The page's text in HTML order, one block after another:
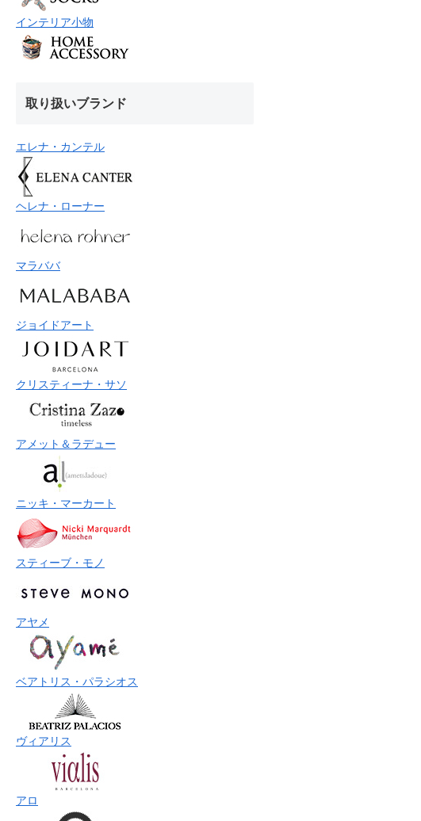
インテリア小物
取り扱いブランド
エレナ・カンテル
ヘレナ・ローナー
マラババ
ジョイドアート
クリスティーナ・サソ
アメット＆ラデュー
ニッキ・マーカート
スティーブ・モノ
アヤメ
ベアトリス・パラシオス
ヴィアリス
アロ